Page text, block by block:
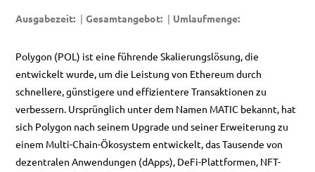
Ausgabezeit: | Gesamtangebot: | Umlaufmenge:
Polygon (POL) ist eine führende Skalierungslösung, die
entwickelt wurde, um die Leistung von Ethereum durch
schnellere, günstigere und effizientere Transaktionen zu
verbessern. Ursprünglich unter dem Namen MATIC bekannt, hat
sich Polygon nach seinem Upgrade und seiner Erweiterung zu
einem Multi-Chain-Ökosystem entwickelt, das Tausende von
dezentralen Anwendungen (dApps), DeFi-Plattformen, NFT-